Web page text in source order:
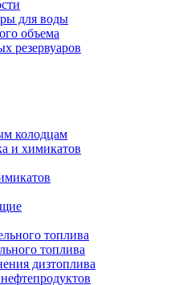
для воды
объема
резервуаров
колодцам
и химикатов
топлива
топлива
дизтоплива